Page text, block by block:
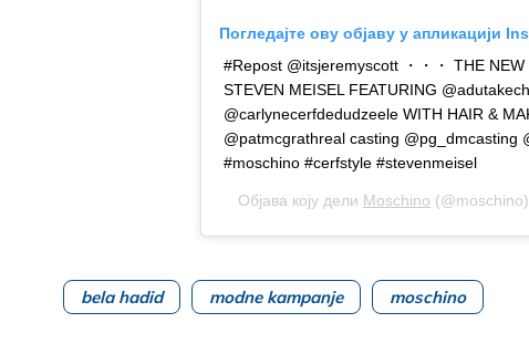
Погледајте ову објаву у апликацији
#Repost @itsjeremyscott ・・・ THE
STEVEN MEISEL FEATURING
@carlynecerfdedudzeele WITH HAIR &
@patmcgrathreal casting @pg_dmcasting
#moschino #cerfstyle #stevenmeisel
Објава коју дели Moschino
bela hadid modne kampanje moschino